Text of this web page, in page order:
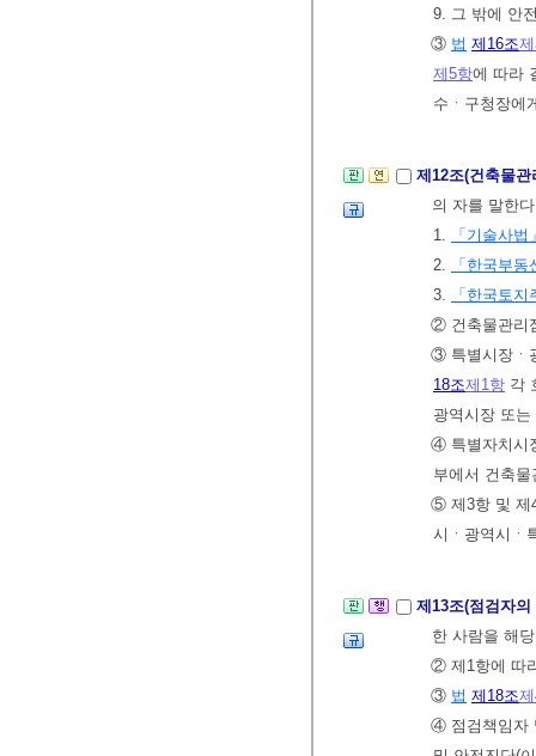
9. 그 밖에 안
③ 법 제16조
제5항에 따라
수ㆍ구청장에
제12조(건축물
의 자를 말한
1.
「기술사법
2.
「한국부
3.
「한국토
② 건축물관리
③ 특별시장ㆍ
18조제1항 각
광역시장 또
④ 특별자치시
부에서 건축
⑤ 제3항 및 제
시ㆍ광역시ㆍ
제13조(점검자
한 사람을 해
② 제1항에 따
③ 법 제18조
④ 점검책임자